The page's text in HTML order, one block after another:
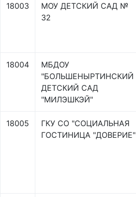
18003
МОУ ДЕТСКИЙ САД №
32
18004
МБДОУ
"БОЛЬШЕНЫРТИНСКИЙ
ДЕТСКИЙ САД
"МИЛЭШКЭЙ"
18005
ГКУ СО "СОЦИАЛЬНАЯ
ГОСТИНИЦА "ДОВЕРИЕ"